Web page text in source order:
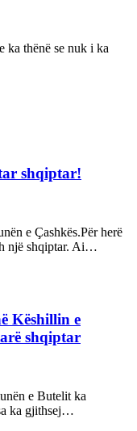
ka thënë se nuk i ka
shqiptar!
e Çashkës.Për herë
një shqiptar. Ai…
Këshillin e
shqiptar
e Butelit ka
ka gjithsej…